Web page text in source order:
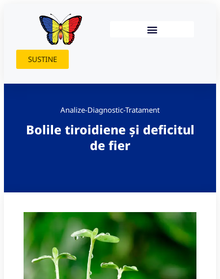
SUSTINE
Analize-Diagnostic-Tratament
Bolile tiroidiene și deficitul
de fier